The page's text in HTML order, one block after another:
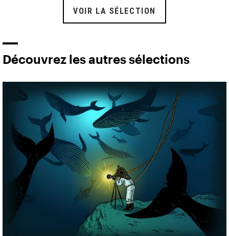
VOIR LA SÉLECTION
Découvrez les autres sélections